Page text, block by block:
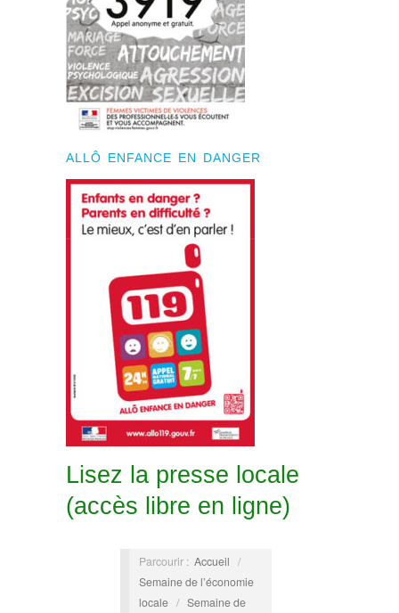
ALLÔ ENFANCE EN DANGER
Lisez la presse locale
(accès libre en ligne)
Parcourir : Accueil /
Semaine de l’économie
locale / Semaine de